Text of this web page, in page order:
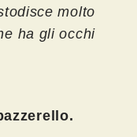
molto
ha gli occhi